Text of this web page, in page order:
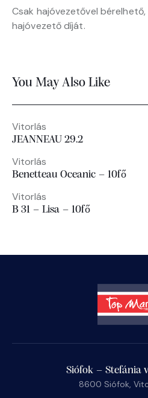
Csak hajóvezetővel
hajóvezető díját.
You May Also Like
Vitorlás
JEANNEAU 29.2
Vitorlás
Benetteau Oceanic – 10fő
Vitorlás
B 31 – Lisa – 10fő
Siófok – Stefánia
8600 Siófok,